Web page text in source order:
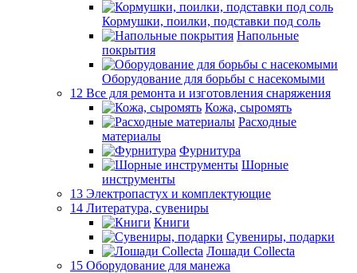
Кормушки, поилки, подставки под соль
Напольные
покрытия
Оборудование для борьбы с насекомыми
12 Все для ремонта и изготовления снаряжения
Кожа, сыромять
Расходные
материалы
Фурнитура
Шорные
инструменты
13 Электропастух и комплектующие
14 Литература, сувениры
Книги
Сувениры, подарки
Лошади Collecta
15 Оборудование для манежа